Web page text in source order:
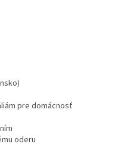
pre domácnosť
oderu